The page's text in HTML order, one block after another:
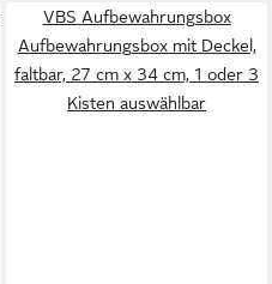
VBS Aufbewahrungsbox
Aufbewahrungsbox mit Deckel,
faltbar, 27 cm x 34 cm, 1 oder 3
Kisten auswählbar